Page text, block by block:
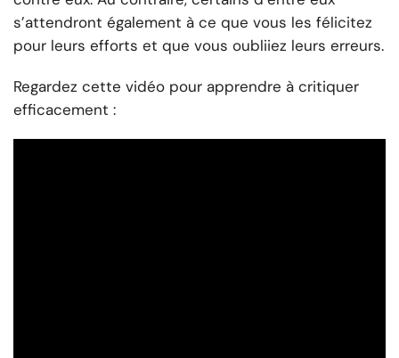
s’attendront également à ce que vous les félicitez
pour leurs efforts et que vous oubliiez leurs erreurs.
Regardez cette vidéo pour apprendre à critiquer
efficacement :